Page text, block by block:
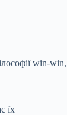
win-win,
їх